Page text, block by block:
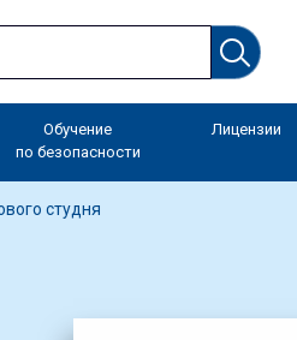
Обучение
по безопасности
Лицензии
студня